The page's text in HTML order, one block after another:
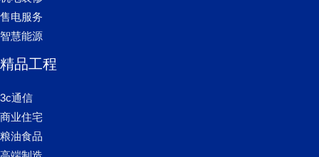
售电服务
智慧能源
精品工程
3c通信
商业住宅
粮油食品